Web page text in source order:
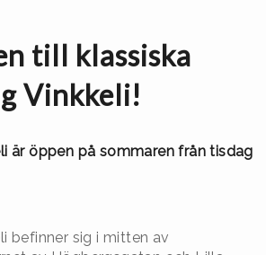
till klassiska
Vinkkeli!
är öppen på sommaren från tisdag
befinner sig i mitten av